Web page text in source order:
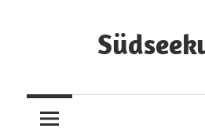
Zeitung
und